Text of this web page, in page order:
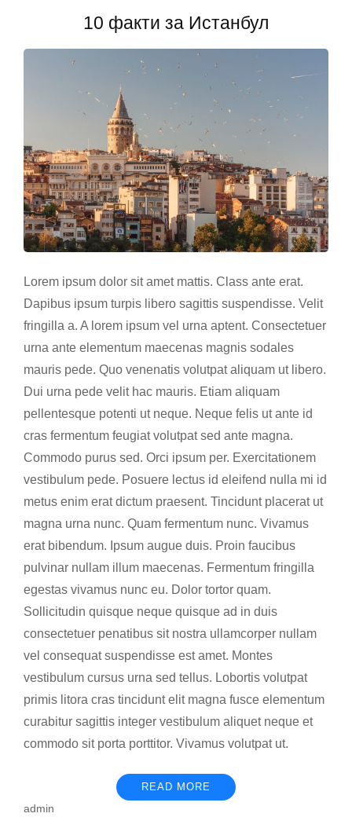
во
светот
10 факти за Истанбул
Lorem ipsum dolor sit amet mattis. Class ante erat.
Dapibus ipsum turpis libero sagittis suspendisse. Velit
fringilla a. A lorem ipsum vel urna aptent. Consectetuer
urna ante elementum maecenas magnis sodales
mauris pede. Quo venenatis volutpat aliquam ut libero.
Dui urna pede velit hac mauris. Etiam aliquam
pellentesque potenti ut neque. Neque felis ut ante id
cras fermentum feugiat volutpat sed ante magna.
Commodo purus sed. Orci ipsum per. Exercitationem
vestibulum pede. Posuere lectus id eleifend nulla mi id
metus enim erat dictum praesent. Tincidunt placerat ut
magna urna nunc. Quam fermentum nunc. Vivamus
erat bibendum. Ipsum augue duis. Proin faucibus
pulvinar nullam illum maecenas. Fermentum fringilla
egestas vivamus nunc eu. Dolor tortor quam.
Sollicitudin quisque neque quisque ad in duis
consectetuer penatibus sit nostra ullamcorper nullam
vel consequat suspendisse est amet. Montes
vestibulum cursus urna sed tellus. Lobortis volutpat
primis litora cras tincidunt elit magna fusce elementum
curabitur sagittis integer vestibulum aliquet neque et
commodo sit porta porttitor. Vivamus volutpat ut.
READ MORE
admin